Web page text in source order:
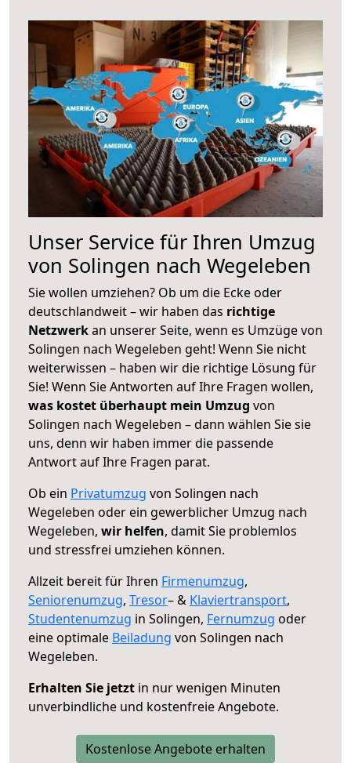
Unser Service für Ihren Umzug
von Solingen nach Wegeleben
Sie wollen umziehen? Ob um die Ecke oder
deutschlandweit – wir haben das richtige
Netzwerkan unserer Seite, wenn es Umzüge von
Solingen nach Wegeleben geht! Wenn Sie nicht
weiterwissen – haben wir die richtige Lösung für
Sie! Wenn Sie Antworten auf Ihre Fragen wollen,
was kostet überhaupt mein Umzug von
Solingen nach Wegeleben – dann wählen Sie sie
uns, denn wir haben immer die passende
Antwort auf Ihre Fragen parat.
Ob ein Privatumzug von Solingen nach
Wegeleben oder ein gewerblicher Umzug nach
Wegeleben, wir helfen, damit Sie problemlos
und stressfrei umziehen können.
Allzeit bereit für Ihren Firmenumzug,
Seniorenumzug, Tresor– & Klaviertransport,
Studentenumzug in Solingen, Fernumzug oder
eine optimale Beiladung von Solingen nach
Wegeleben.
Erhalten Sie jetzt in nur wenigen Minuten
unverbindliche und kostenfreie Angebote.
Kostenlose Angebote erhalten